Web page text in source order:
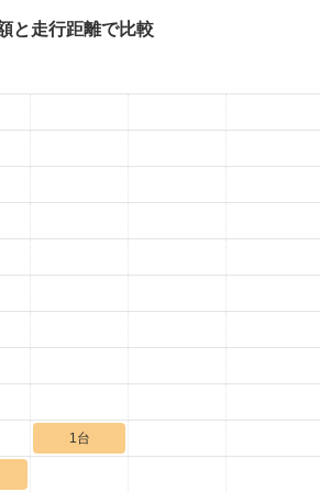
と走行距離で比較
1台